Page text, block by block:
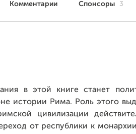
Комментарии Спонсоры 3
в этой книге станет
истории Рима. Роль этого
цивилизации
от республики к